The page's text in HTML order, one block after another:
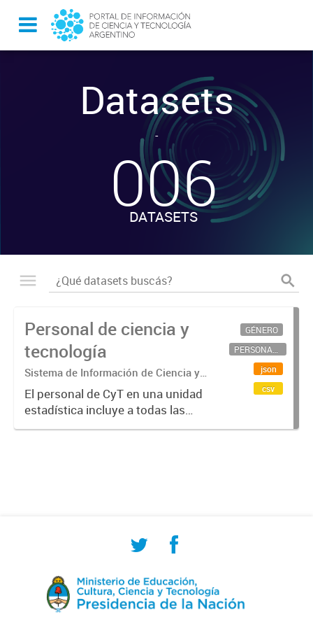
Datasets
-
006
DATASETS
Personal de ciencia y
tecnología
Sistema de Información de Ciencia y
Tecnología Argentino (SICYTAR)
El personal de CyT en una unidad
estadística incluye a todas las
personas involucradas
GÉNERO
PERSONAL CIENTÍFICO-TECNOLÓGICO
json
csv